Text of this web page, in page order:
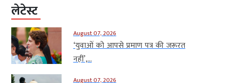
लेटेस्ट
August 07, 2026
‘युवाओं को आपसे प्रमाण पत्र की जरूरत
नहीं’,...
August 07, 2026